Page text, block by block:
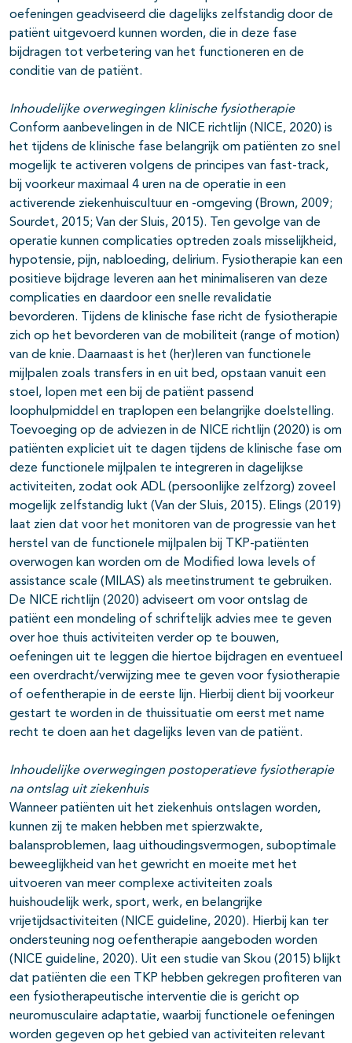
oefeningen geadviseerd die dagelijks zelfstandig door de
patiënt uitgevoerd kunnen worden, die in deze fase
bijdragen tot verbetering van het functioneren en de
conditie van de patiënt.
Inhoudelijke overwegingen klinische fysiotherapie
Conform aanbevelingen in de NICE richtlijn (NICE, 2020) is
het tijdens de klinische fase belangrijk om patiënten zo snel
mogelijk te activeren volgens de principes van fast-track,
bij voorkeur maximaal 4 uren na de operatie in een
activerende ziekenhuiscultuur en -omgeving (Brown, 2009;
Sourdet, 2015; Van der Sluis, 2015). Ten gevolge van de
operatie kunnen complicaties optreden zoals misselijkheid,
hypotensie, pijn, nabloeding, delirium. Fysiotherapie kan een
positieve bijdrage leveren aan het minimaliseren van deze
complicaties en daardoor een snelle revalidatie
bevorderen. Tijdens de klinische fase richt de fysiotherapie
zich op het bevorderen van de mobiliteit (range of motion)
van de knie. Daarnaast is het (her)leren van functionele
mijlpalen zoals transfers in en uit bed, opstaan vanuit een
stoel, lopen met een bij de patiënt passend
loophulpmiddel en traplopen een belangrijke doelstelling.
Toevoeging op de adviezen in de NICE richtlijn (2020) is om
patiënten expliciet uit te dagen tijdens de klinische fase om
deze functionele mijlpalen te integreren in dagelijkse
activiteiten, zodat ook ADL (persoonlijke zelfzorg) zoveel
mogelijk zelfstandig lukt (Van der Sluis, 2015). Elings (2019)
laat zien dat voor het monitoren van de progressie van het
herstel van de functionele mijlpalen bij TKP-patiënten
overwogen kan worden om de Modified Iowa levels of
assistance scale (MILAS) als meetinstrument te gebruiken.
De NICE richtlijn (2020) adviseert om voor ontslag de
patiënt een mondeling of schriftelijk advies mee te geven
over hoe thuis activiteiten verder op te bouwen,
oefeningen uit te leggen die hiertoe bijdragen en eventueel
een overdracht/verwijzing mee te geven voor fysiotherapie
of oefentherapie in de eerste lijn. Hierbij dient bij voorkeur
gestart te worden in de thuissituatie om eerst met name
recht te doen aan het dagelijks leven van de patiënt.
Inhoudelijke overwegingen postoperatieve fysiotherapie
na ontslag uit ziekenhuis
Wanneer patiënten uit het ziekenhuis ontslagen worden,
kunnen zij te maken hebben met spierzwakte,
balansproblemen, laag uithoudingsvermogen, suboptimale
beweeglijkheid van het gewricht en moeite met het
uitvoeren van meer complexe activiteiten zoals
huishoudelijk werk, sport, werk, en belangrijke
vrijetijdsactiviteiten (NICE guideline, 2020). Hierbij kan ter
ondersteuning nog oefentherapie aangeboden worden
(NICE guideline, 2020). Uit een studie van Skou (2015) blijkt
dat patiënten die een TKP hebben gekregen profiteren van
een fysiotherapeutische interventie die is gericht op
neuromusculaire adaptatie, waarbij functionele oefeningen
worden gegeven op het gebied van activiteiten relevant